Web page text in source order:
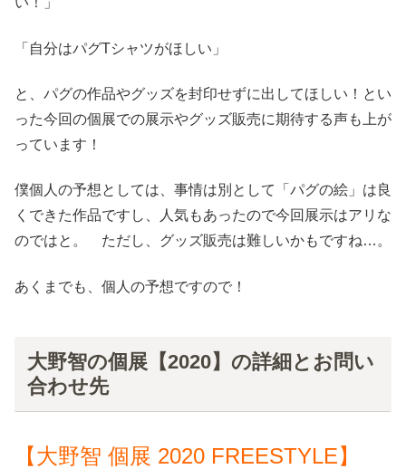
「自分はパグTシャツがほしい」
と、パグの作品やグッズを封印せずに出してほしい！とい
った今回の個展での展示やグッズ販売に期待する声も上が
っています！
僕個人の予想としては、事情は別として「パグの絵」は良
くできた作品ですし、人気もあったので今回展示はアリな
のではと。 ただし、グッズ販売は難しいかもですね…。
あくまでも、個人の予想ですので！
大野智の個展【2020】の詳細とお問い
合わせ先
【大野智 個展 2020 FREESTYLE】